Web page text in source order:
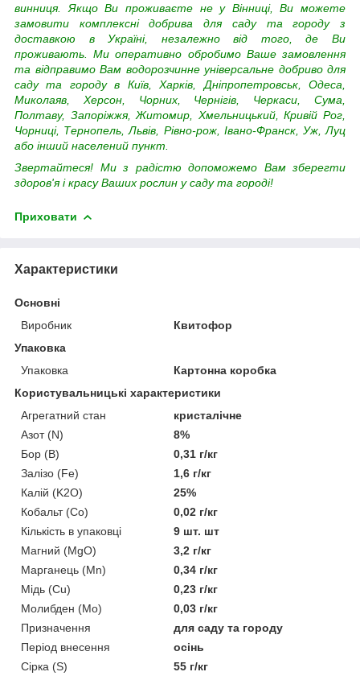
винниця. Якщо Ви проживаєте не у Вінниці, Ви можете
замовити комплексні добрива для саду та городу з
доставкою в Україні, незалежно від того, де Ви
проживають. Ми оперативно обробимо Ваше замовлення
та відправимо Вам водорозчинне універсальне добриво для
саду та городу в Київ, Харків, Дніпропетровськ, Одеса,
Миколаяв, Херсон, Чорних, Чернігів, Черкаси, Сума,
Полтаву, Запоріжжя, Житомир, Хмельницький, Кривій Рог,
Чорниці, Тернопель, Львів, Рівно-рож, Івано-Франск, Уж, Луц
або інший населений пункт.
Звертайтеся! Ми з радістю допоможемо Вам зберегти
здоров'я і красу Ваших рослин у саду та городі!
Приховати
Характеристики
Основні
Виробник
Квитофор
Упаковка
Упаковка
Картонна коробка
Користувальницькі характеристики
Агрегатний стан
кристалічне
Азот (N)
8%
Бор (В)
0,31 г/кг
Залізо (Fe)
1,6 г/кг
Калій (K2O)
25%
Кобальт (Со)
0,02 г/кг
Кількість в упаковці
9 шт. шт
Магний (MgO)
3,2 г/кг
Марганець (Mn)
0,34 г/кг
Мідь (Cu)
0,23 г/кг
Молибден (Mo)
0,03 г/кг
Призначення
для саду та городу
Період внесення
осінь
Сірка (S)
55 г/кг